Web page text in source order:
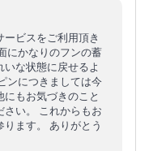
ビスをご利用頂き
にかなりのフンの蓄
な状態に戻せるよ
ンにつきましては今
もお気づきのこと
い。 これからもお
ます。 ありがとう